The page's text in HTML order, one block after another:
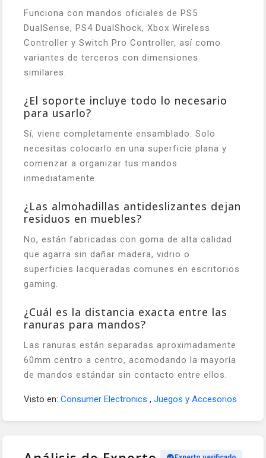
Funciona con mandos oficiales de PS5
DualSense, PS4 DualShock, Xbox Wireless
Controller y Switch Pro Controller, así como
variantes de terceros con dimensiones
similares.
¿El soporte incluye todo lo necesario
para usarlo?
Sí, viene completamente ensamblado. Solo
necesitas colocarlo en una superficie plana y
comenzar a organizar tus mandos
inmediatamente.
¿Las almohadillas antideslizantes dejan
residuos en muebles?
No, están fabricadas con goma de alta calidad
que agarra sin dañar madera, vidrio o
superficies lacqueradas comunes en escritorios
gaming.
¿Cuál es la distancia exacta entre las
ranuras para mandos?
Las ranuras están separadas aproximadamente
60mm centro a centro, acomodando la mayoría
de mandos estándar sin contacto entre ellos.
Visto en: Consumer Electronics , Juegos y Accesorios